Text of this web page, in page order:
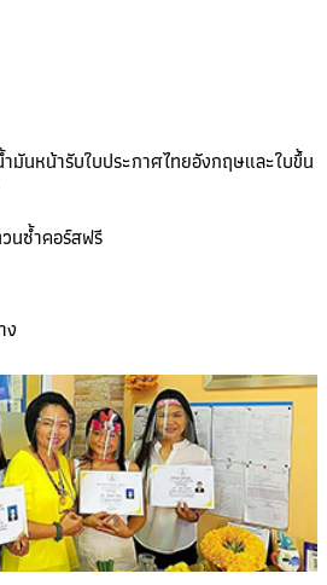
มันหน้ารับใบประกาศไทยอังกฤษและใบขึ้น
นซ้ำคอร์สฟรี
ง